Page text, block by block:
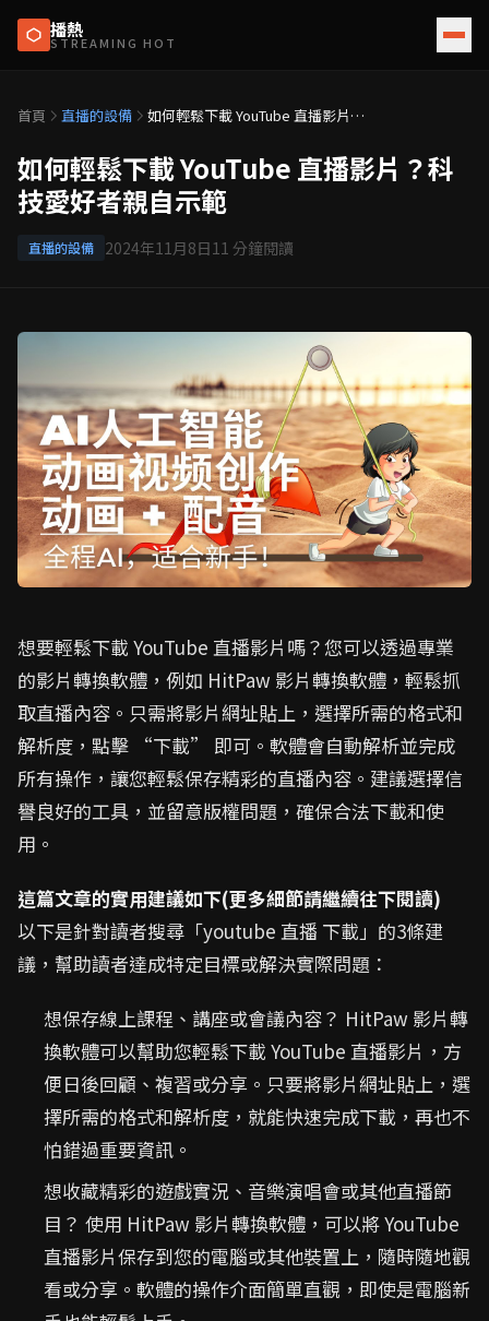
播熱
STREAMING HOT
首頁 直播的設備
如何輕鬆下載 YouTube 直播影片？
如何輕鬆下載 YouTube 直播影片？科
技愛好者親自示範
直播的設備 2024年11月8日11 分鐘閱讀
想要輕鬆下載 YouTube 直播影片嗎？您可以透過專業
的影片轉換軟體，例如 HitPaw 影片轉換軟體，輕鬆抓
取直播內容。只需將影片網址貼上，選擇所需的格式和
解析度，點擊 “下載” 即可。軟體會自動解析並完成
所有操作，讓您輕鬆保存精彩的直播內容。建議選擇信
譽良好的工具，並留意版權問題，確保合法下載和使
用。
這篇文章的實用建議如下(更多細節請繼續往下閱讀)
以下是針對讀者搜尋「youtube 直播 下載」的3條建
議，幫助讀者達成特定目標或解決實際問題：
想保存線上課程、講座或會議內容？ HitPaw 影片轉
換軟體可以幫助您輕鬆下載 YouTube 直播影片，方
便日後回顧、複習或分享。只要將影片網址貼上，選
擇所需的格式和解析度，就能快速完成下載，再也不
怕錯過重要資訊。
想收藏精彩的遊戲實況、音樂演唱會或其他直播節
目？ 使用 HitPaw 影片轉換軟體，可以將 YouTube
直播影片保存到您的電腦或其他裝置上，隨時隨地觀
看或分享。軟體的操作介面簡單直觀，即使是電腦新